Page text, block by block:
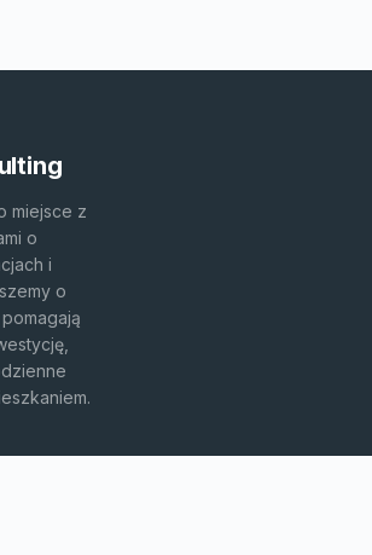
miejsce z
o
i
o